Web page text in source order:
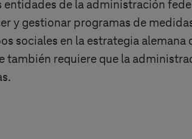
de la administración
y gestionar programas de
sociales en la estrategia
también requiere que la